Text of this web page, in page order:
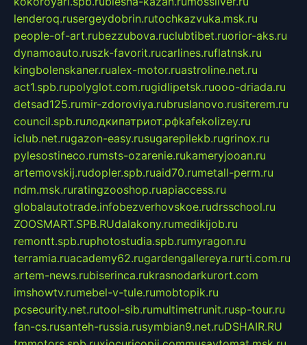
lenderoq.rusergeydobrin.rutochkazvuka.msk.ru
people-of-art.rubezzubova.ruclubtibet.ruorior-aks.ru
dynamoauto.ruszk-favorit.rucarlines.ruflatnsk.ru
kingbolenskaner.rualex-motor.ruastroline.net.ru
act1.spb.rupolyglot.com.rugidlipetsk.ruooo-driada.ru
detsad125.rumir-zdoroviya.rubruslanovo.rusiterem.ru
council.spb.ruлодкипатриот.рфkafekolizey.ru
iclub.net.rugazon-easy.rusugarepilekb.rugrinox.ru
pylesostineco.rumsts-ozarenie.rukameryjooan.ru
artemovskij.rudopler.spb.ruaid70.rumetall-perm.ru
ndm.msk.ruratingzooshop.ruapiaccess.ru
globalautotrade.infobezverhovskoe.rudrsschool.ru
ZOOSMART.SPB.RUdalakony.rumedikijob.ru
remontt.spb.ruphotostudia.spb.rumyragon.ru
terramia.ruacademy62.rugardengallereya.rurti.com.ru
artem-news.rubiserinca.rukrasnodarkurort.com
imshowtv.rumebel-v-tule.rumobtopik.ru
pcsecurity.net.rutool-sib.rumultimetrunit.rusp-tour.ru
fan-cs.rusanteh-russia.rusymbian9.net.ruDSHAIR.RU